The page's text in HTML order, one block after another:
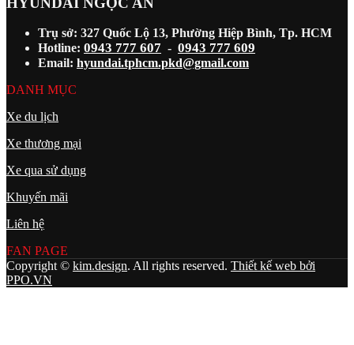
Trụ sở: 327 Quốc Lộ 13, Phường Hiệp Bình, Tp. HCM
Hotline: 0943 777 607 - 0943 777 609
Email: hyundai.tphcm.pkd@gmail.com
DANH MỤC
Xe du lịch
Xe thương mại
Xe qua sử dụng
Khuyến mãi
Liên hệ
FAN PAGE
Copyright © kim.design. All rights reserved. Thiết kế web bởi
PPO.VN